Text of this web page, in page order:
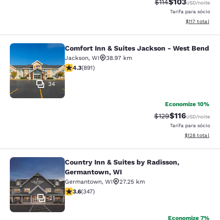
$114 USD/noite
Tarifa para sócio
Exibir
$117 total
Comfort Inn & Suites Jackson -
34
Comfort Inn & Suites Jackson - West Bend
Jackson, WI
38.97 km
classificação 4.26 estrelas. Excelente. 891 avaliações
4.3(891)
Economize 10%
Tarifa anterior
$129Tarifa com
$116USD/noite
Tarifa para sócio
Exibir
$128 total
Country Inn & Suites by Radisson,
21
Country Inn & Suites by Radisson,
Germantown, WI
Germantown, WI
27.25 km
classificação 3.63 estrelas. Bom. 347 avaliações
3.6(347)
Economize 7%